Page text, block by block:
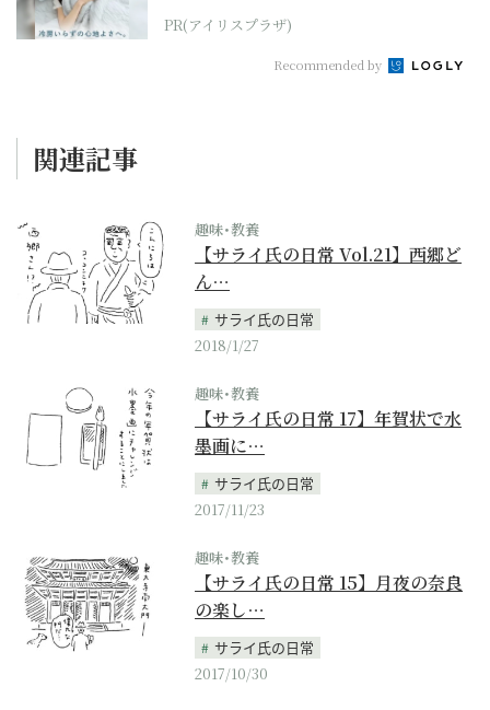
PR(アイリスプラザ)
Recommended by
関連記事
趣味･教養
【サライ氏の日常 Vol.21】西郷ど
ん…
サライ氏の日常
2018/1/27
趣味･教養
【サライ氏の日常 17】年賀状で水
墨画に…
サライ氏の日常
2017/11/23
趣味･教養
【サライ氏の日常 15】月夜の奈良
の楽し…
サライ氏の日常
2017/10/30